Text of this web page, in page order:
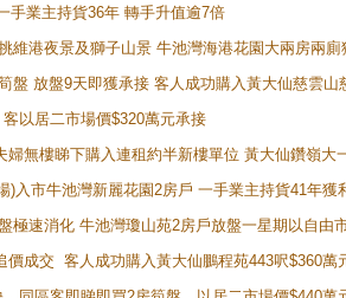
手業主持貨36年 轉手升值逾7倍
維港夜景及獅子山景 牛池灣海港花園大兩房兩
盤 放盤9天即獲承接 客人成功購入黃大仙慈雲山
以居二市場價$320萬元承接
無樓睇下購入連租約半新樓單位 黃大仙鑽嶺大
)入市牛池灣新麗花園2房戶 一手業主持貨41年獲
極速消化 牛池灣瓊山苑2房戶放盤一星期以自由
價成交 客人成功購入黃大仙鵬程苑443呎$360萬